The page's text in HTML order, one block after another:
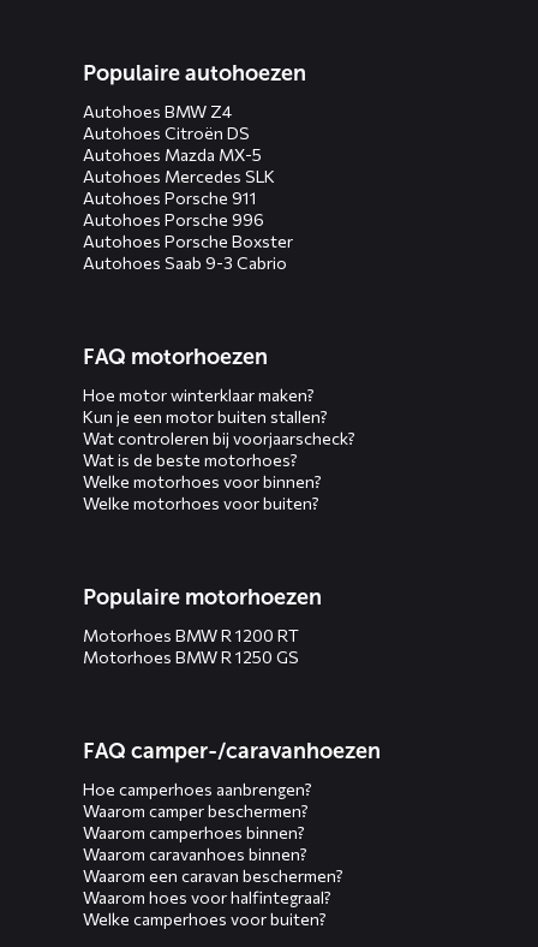
Populaire autohoezen
Autohoes BMW Z4
Autohoes Citroën DS
Autohoes Mazda MX-5
Autohoes Mercedes SLK
Autohoes Porsche 911
Autohoes Porsche 996
Autohoes Porsche Boxster
Autohoes Saab 9-3 Cabrio
FAQ motorhoezen
Hoe motor winterklaar maken?
Kun je een motor buiten stallen?
Wat controleren bij voorjaarscheck?
Wat is de beste motorhoes?
Welke motorhoes voor binnen?
Welke motorhoes voor buiten?
Populaire motorhoezen
Motorhoes BMW R 1200 RT
Motorhoes BMW R 1250 GS
FAQ camper-/caravanhoezen
Hoe camperhoes aanbrengen?
Waarom camper beschermen?
Waarom camperhoes binnen?
Waarom caravanhoes binnen?
Waarom een caravan beschermen?
Waarom hoes voor halfintegraal?
Welke camperhoes voor buiten?